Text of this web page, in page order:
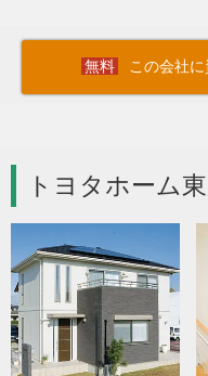
この会社
トヨタホーム